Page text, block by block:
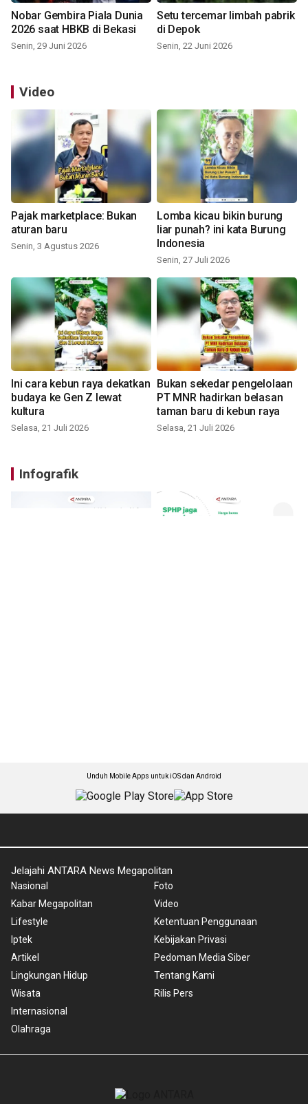
Nobar Gembira Piala Dunia
2026 saat HBKB di Bekasi
Senin, 29 Juni 2026
Setu tercemar limbah pabrik
di Depok
Senin, 22 Juni 2026
Video
Pajak marketplace: Bukan
aturan baru
Senin, 3 Agustus 2026
Lomba kicau bikin burung
liar punah? ini kata Burung
Indonesia
Senin, 27 Juli 2026
Ini cara kebun raya dekatkan
budaya ke Gen Z lewat
kultura
Selasa, 21 Juli 2026
Bukan sekedar pengelolaan
PT MNR hadirkan belasan
taman baru di kebun raya
Selasa, 21 Juli 2026
Infografik
Unduh Mobile Apps untuk iOS dan Android
Jelajahi ANTARA News Megapolitan
Nasional
Kabar Megapolitan
Lifestyle
Iptek
Artikel
Lingkungan Hidup
Wisata
Internasional
Olahraga
Foto
Video
Ketentuan Penggunaan
Kebijakan Privasi
Pedoman Media Siber
Tentang Kami
Rilis Pers